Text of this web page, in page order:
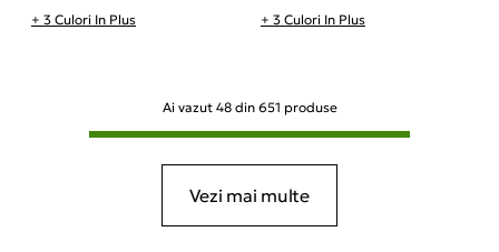
+ 3 Culori In Plus + 3 Culori In Plus
Ai vazut 48din 651 produse
Vezi mai multe